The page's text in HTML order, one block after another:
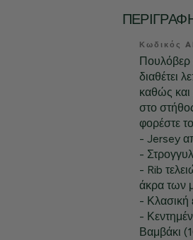
Κωδικός
Πουλόβερ
διαθέτει
καθώς και
στο
φορέστε
- Jersey
-
- Rib
άκρα των
- Κλασική
-
Βαμβάκι